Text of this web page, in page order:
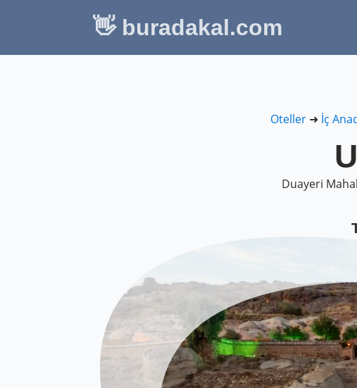
👋 buradakal.com
Oteller ➜ İç
Duayeri